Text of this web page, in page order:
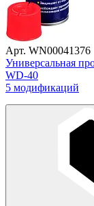
Арт. WN00041376
Универсальная
WD-40
5 модификаций